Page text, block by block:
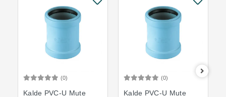
(0)
Kalde PVC-U Mute
(0)
Kalde PVC-U Mute